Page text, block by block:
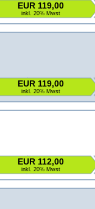
EUR 119,00
inkl. 20% Mwst
EUR 119,00
inkl. 20% Mwst
EUR 112,00
inkl. 20% Mwst